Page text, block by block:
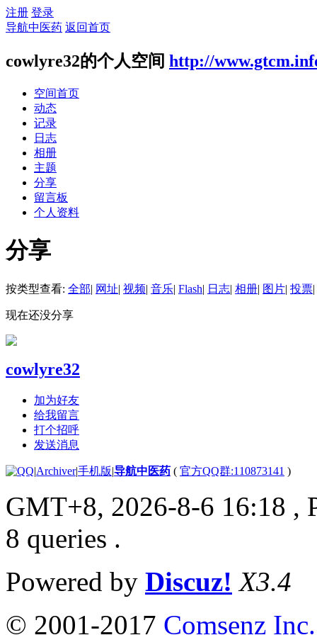
注册 登录
导航中医药 返回首页
cowlyre32的个人空间 http://
空间首页
动态
记录
日志
相册
主题
分享
留言板
个人资料
分享
按类型查看: 全部| 网址| 视频| 音乐| Flash| 日志| 相册| 图片| 投票|
现在还没分享
cowlyre32
加为好友
给我留言
打个招呼
发送消息
|Archiver|手机版|导航中医药 ( 官方QQ群:110873141 )
GMT+8, 2026-8-6 16:18 ,
8 queries .
Powered by Discuz! X3.4
© 2001-2017 Comsenz Inc.